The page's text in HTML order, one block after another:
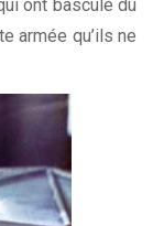
ont basculé du
armée qu’ils ne